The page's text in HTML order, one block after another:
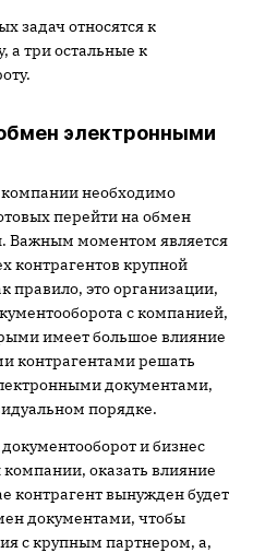
задач относятся к
а три остальные к
электронными
необходимо
перейти на обмен
Важным моментом является
контрагентов крупной
правило, это организации,
с компанией,
имеет большое влияние
контрагентами решать
документами,
порядке.
и бизнес
оказать влияние
контрагент вынужден будет
документами, чтобы
с крупным партнером, а,